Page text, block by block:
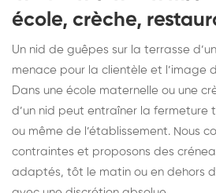
école, crèche,
Un nid de guêpes sur la terrasse
menace pour la clientèle et l’image
Dans une école maternelle ou une
d’un nid peut entraîner la fermeture
ou même de l’établissement. Nous
contraintes et proposons des
adaptés, tôt le matin ou en dehors